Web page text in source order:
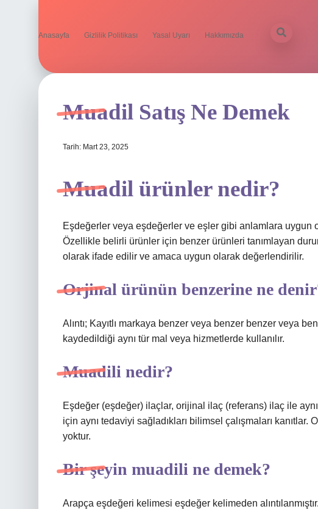
Anasayfa Gizlilik Politikası Yasal Uyarı Hakkımızda
Muadil Satış Ne Demek
Tarih: Mart 23, 2025
Muadil ürünler nedir?
Eşdeğerler veya eşdeğerler ve eşler gibi anlamlara uygun
Özellikle belirli ürünler için benzer ürünleri tanımlayan
olarak ifade edilir ve amaca uygun olarak değerlendirilir.
Orjinal ürünün benzerine ne
Alıntı; Kayıtlı markaya benzer veya benzer benzer veya
kaydedildiği aynı tür mal veya hizmetlerde kullanılır.
Muadili nedir?
Eşdeğer (eşdeğer) ilaçlar, orijinal ilaç (referans) ilaç ile
için aynı tedaviyi sağladıkları bilimsel çalışmaları
yoktur.
Bir şeyin muadili ne demek?
Arapça eşdeğeri kelimesi eşdeğer kelimeden